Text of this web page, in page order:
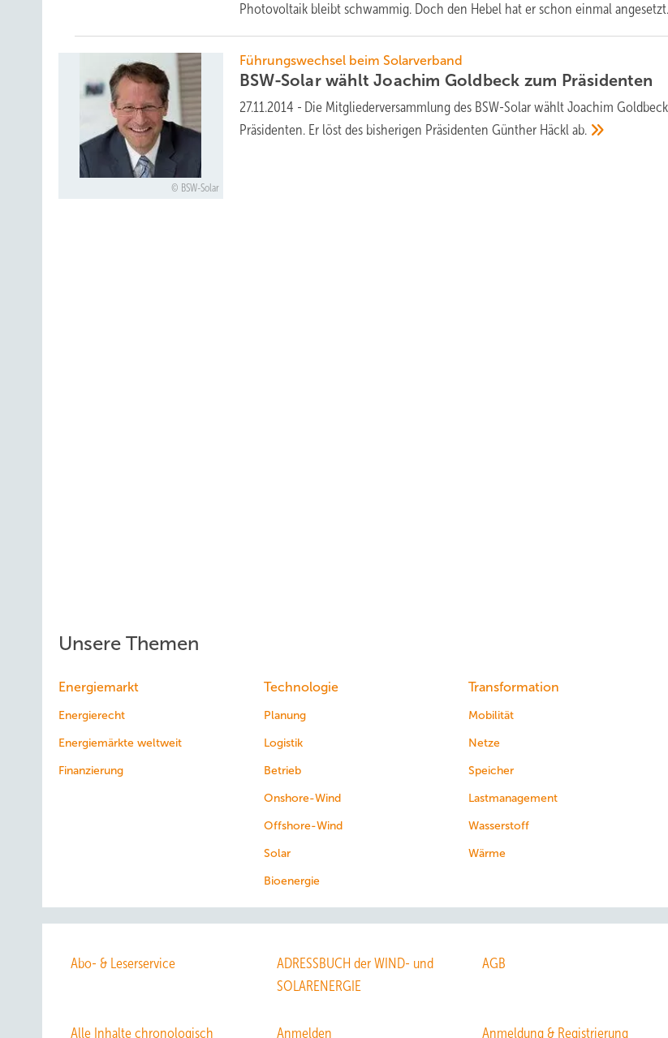
Photovoltaik bleibt schwammig. Doch den Hebel hat er schon einmalangesetzt.
BSW-Solar
Führungswechsel beim Solarverband
BSW-Solar wählt Joachim Goldbeck zum Präsidenten
27.11.2014 - Die Mitgliederversammlung des BSW-Solar wählt Joachim
Präsidenten. Er löst des bisherigen Präsidenten Günther Häcklab.
Unsere Themen
Energiemarkt
Energierecht
Energiemärkte weltweit
Finanzierung
Technologie
Planung
Logistik
Betrieb
Onshore-Wind
Offshore-Wind
Solar
Bioenergie
Transformation
Mobilität
Netze
Speicher
Lastmanagement
Wasserstoff
Wärme
Abo- & Leserservice
ADRESSBUCH der WIND- und
SOLARENERGIE
AGB
Alle Inhalte chronologisch Anmelden Anmeldung & Registrierung